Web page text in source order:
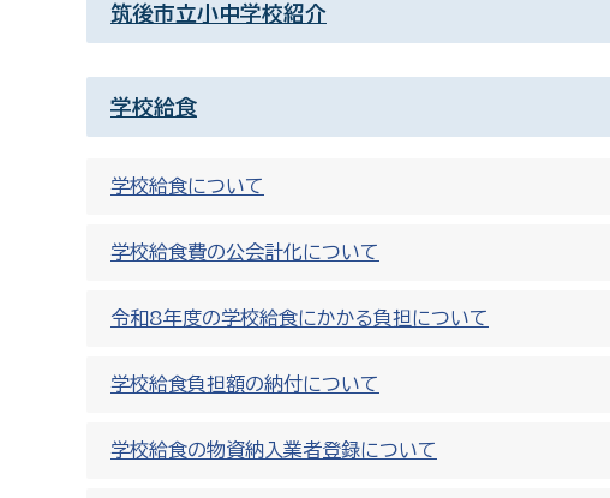
筑後市立小中学校紹介
学校給食
学校給食について
学校給食費の公会計化について
令和8年度の学校給食にかかる負担について
学校給食負担額の納付について
学校給食の物資納入業者登録について